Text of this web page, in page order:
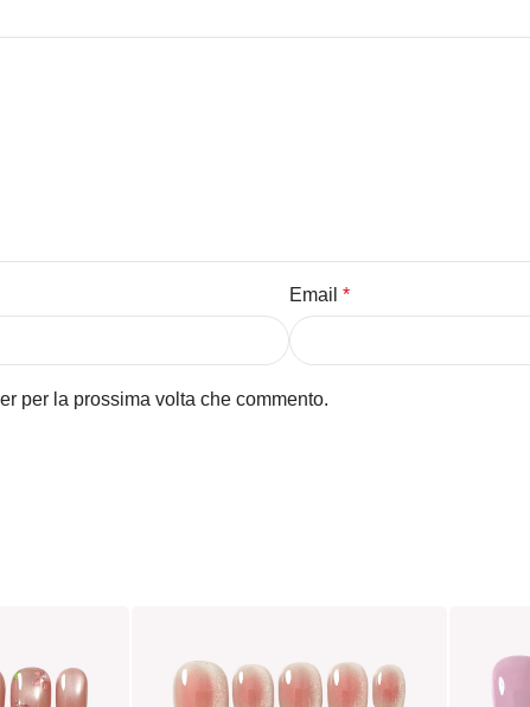
Email *
per la prossima volta che commento.